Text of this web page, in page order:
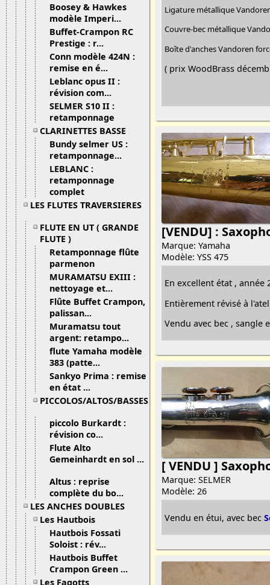
Boosey & Hawkes
modèle Imperi...
Buffet-Crampon RC
Prestige : r...
Conn modèle 424N :
remise en é...
Leblanc opus II :
révision com...
SELMER S10 II :
retamponnage
CLARINETTES BASSE
Bundy selmer US :
retamponnage...
LEBLANC :
retamponnage
complet
LES FLUTES TRAVERSIERES
FLUTE EN UT ( GRANDE
FLUTE )
Retamponnage flûte
parmenon
MURAMATSU EXIII :
nettoyage et...
Flûte Buffet Crampon,
palissan...
Muramatsu tout
argent: retampo...
flute Yamaha modèle
383 (patte...
Sankyo Prima : remise
en état ...
PICCOLOS/ALTOS/BASSES
piccolo Burkardt :
révision co...
Flute Alto
Gemeinhardt en sol ...
Altus : reprise
complète du bo...
LES ANCHES DOUBLES
Les Hautbois
Hautbois Fossati
Soloist : rév...
Hautbois Buffet
Crampon Green ...
Les Fagotts
Ligature métallique
Couvre-bec métallique
Boîte d'anches Vandoren
( prix WoodBrass
[VENDU] :
Marque: Yamaha
Modèle: YSS 475
En excellent état , année
Entièrement révisé à
Vendu avec bec , sangle
[ VENDU ]
Marque: SELMER
Modèle: 26
Vendu en étui, avec bec